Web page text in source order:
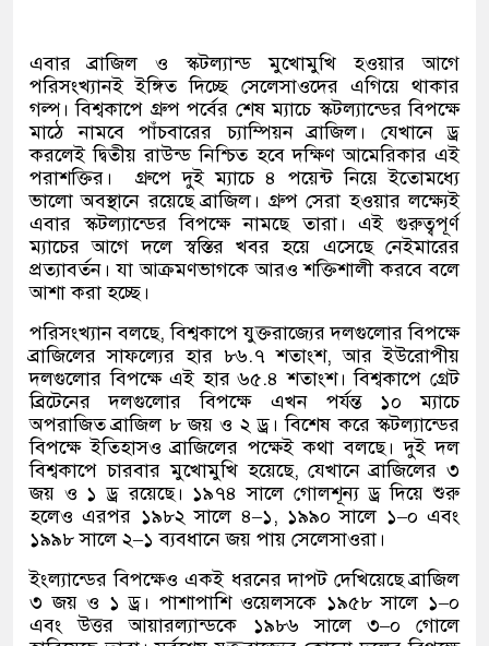
এবার ব্রাজিল ও স্কটল্যান্ড মুখোমুখি হওয়ার আগে
পরিসংখ্যানই ইঙ্গিত দিচ্ছে সেলেসাওদের এগিয়ে থাকার
গল্প। বিশ্বকাপে গ্রুপ পর্বের শেষ ম্যাচে স্কটল্যান্ডের বিপক্ষে
মাঠে নামবে পাঁচবারের চ্যাম্পিয়ন ব্রাজিল। যেখানে ড্র
করলেই দ্বিতীয় রাউন্ড নিশ্চিত হবে দক্ষিণ আমেরিকার এই
পরাশক্তির।
গ্রুপে দুই ম্যাচে ৪ পয়েন্ট নিয়ে ইতোমধ্যে
ভালো অবস্থানে রয়েছে ব্রাজিল। গ্রুপ সেরা হওয়ার লক্ষ্যেই
এবার স্কটল্যান্ডের বিপক্ষে নামছে তারা। এই গুরুত্বপূর্ণ
ম্যাচের আগে দলে স্বস্তির খবর হয়ে এসেছে নেইমারের
প্রত্যাবর্তন। যা আক্রমণভাগকে আরও শক্তিশালী করবে বলে
আশা করা হচ্ছে।
পরিসংখ্যান বলছে,বিশ্বকাপে যুক্তরাজ্যের দলগুলোর বিপক্ষে
ব্রাজিলের সাফল্যের হার ৮৬.৭ শতাংশ,আর ইউরোপীয়
দলগুলোর বিপক্ষে এই হার ৬৫.৪ শতাংশ। বিশ্বকাপে গ্রেট
ব্রিটেনের দলগুলোর বিপক্ষে এখন পর্যন্ত ১০ ম্যাচে
অপরাজিত ব্রাজিল ৮ জয় ও ২ ড্র। বিশেষ করে স্কটল্যান্ডের
বিপক্ষে ইতিহাসও ব্রাজিলের পক্ষেই কথা বলছে। দুই দল
বিশ্বকাপে চারবার মুখোমুখি হয়েছে,যেখানে ব্রাজিলের ৩
জয় ও ১ ড্র রয়েছে। ১৯৭৪ সালে গোলশূন্য ড্র দিয়ে শুরু
হলেও এরপর ১৯৮২ সালে ৪–১, ১৯৯০ সালে ১–০ এবং
১৯৯৮ সালে ২–১ ব্যবধানে জয় পায় সেলেসাওরা।
ইংল্যান্ডের বিপক্ষেও একই ধরনের দাপট দেখিয়েছে ব্রাজিল
৩ জয় ও ১ ড্র। পাশাপাশি ওয়েলসকে ১৯৫৮ সালে ১–০
এবং উত্তর আয়ারল্যান্ডকে ১৯৮৬ সালে ৩–০ গোলে